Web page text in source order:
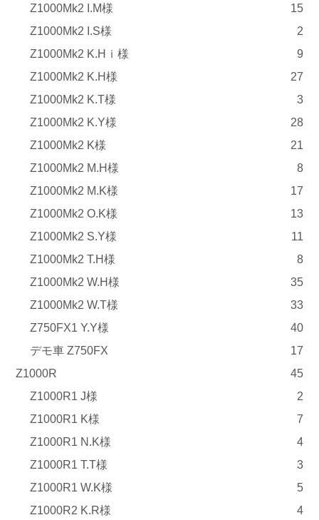
Z1000Mk2 I.M様
15
Z1000Mk2 I.S様
2
Z1000Mk2 K.Hｉ様
9
Z1000Mk2 K.H様
27
Z1000Mk2 K.T様
3
Z1000Mk2 K.Y様
28
Z1000Mk2 K様
21
Z1000Mk2 M.H様
8
Z1000Mk2 M.K様
17
Z1000Mk2 O.K様
13
Z1000Mk2 S.Y様
11
Z1000Mk2 T.H様
8
Z1000Mk2 W.H様
35
Z1000Mk2 W.T様
33
Z750FX1 Y.Y様
40
デモ車 Z750FX
17
Z1000R
45
Z1000R1 J様
2
Z1000R1 K様
7
Z1000R1 N.K様
4
Z1000R1 T.T様
3
Z1000R1 W.K様
5
Z1000R2 K.R様
4